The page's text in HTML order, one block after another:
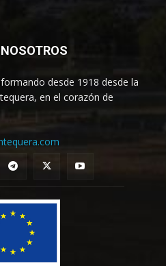
desde 1918 desde la
en el corazón de